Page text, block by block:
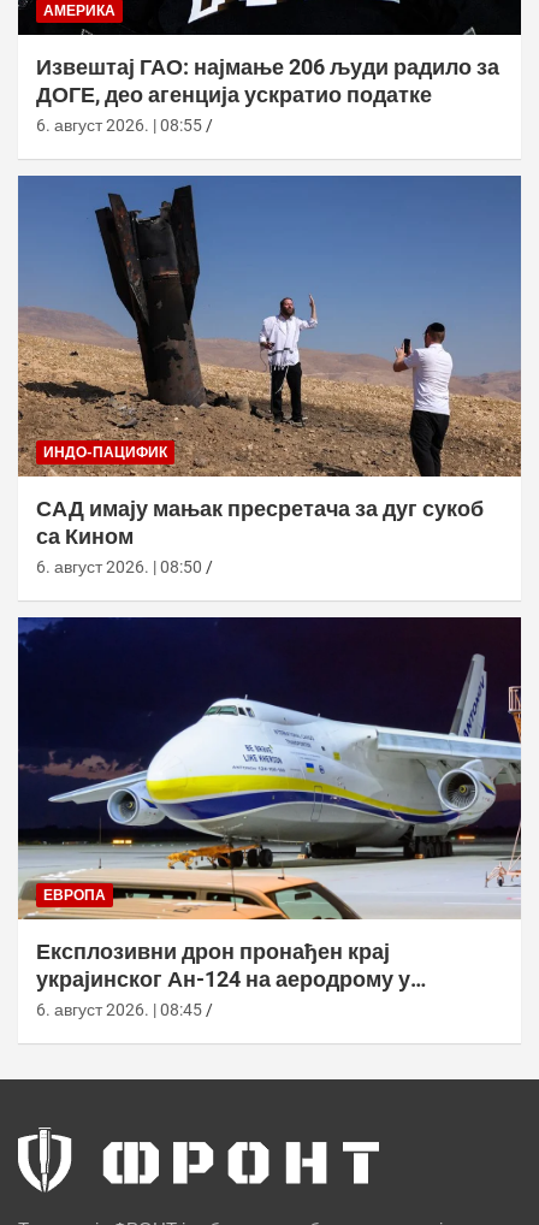
АМЕРИКА
Извештај ГАО: најмање 206 људи радило за
ДОГЕ, део агенција ускратио податке
6. август 2026. | 08:55
ИНДО-ПАЦИФИК
САД имају мањак пресретача за дуг сукоб
са Кином
6. август 2026. | 08:50
ЕВРОПА
Експлозивни дрон пронађен крај
украјинског Ан-124 на аеродрому у
Лајпцигу
6. август 2026. | 08:45